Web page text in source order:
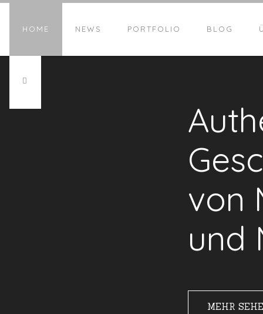
HOME NEWS PORTFOLIO BLOG
von
und
MEHR